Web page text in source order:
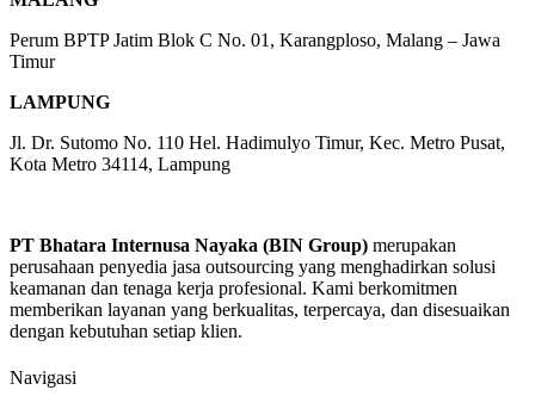
Perum BPTP Jatim Blok C No. 01, Karangploso, Malang – Jawa
Timur
LAMPUNG
Jl. Dr. Sutomo No. 110 Hel. Hadimulyo Timur, Kec. Metro Pusat,
Kota Metro 34114, Lampung
PT Bhatara Internusa Nayaka (BIN Group) merupakan
perusahaan penyedia jasa outsourcing yang menghadirkan solusi
keamanan dan tenaga kerja profesional. Kami berkomitmen
memberikan layanan yang berkualitas, terpercaya, dan disesuaikan
dengan kebutuhan setiap klien.
Navigasi